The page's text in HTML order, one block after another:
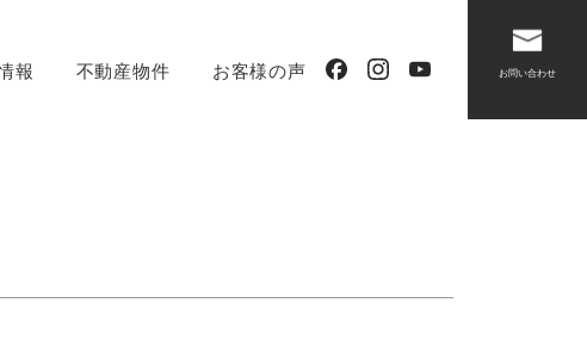
報 不動産物件 お客様の声 お問い合わせ